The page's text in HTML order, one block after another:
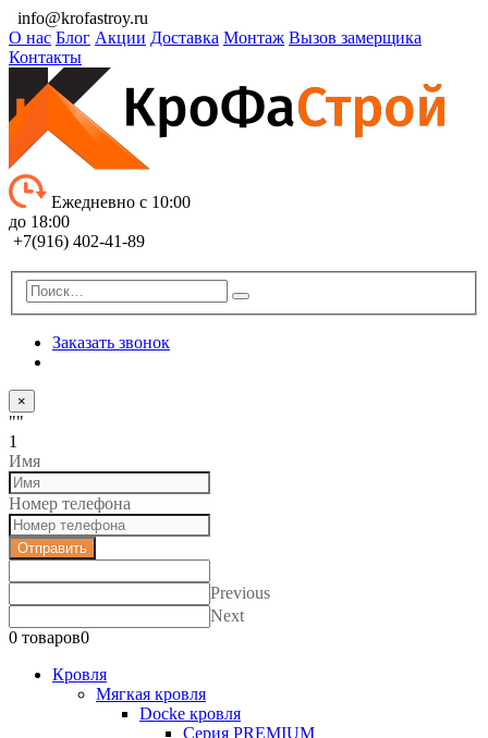
info@krofastroy.ru
О нас Блог Акции Доставка Монтаж Вызов замерщика
Контакты
Ежедневно с 10:00
до 18:00
+7(916) 402-41-89
Заказать звонок
×
""
1
Имя
Номер телефона
Отправить
Previous
Next
0 товаров0
Кровля
Мягкая кровля
Docke кровля
Серия PREMIUM